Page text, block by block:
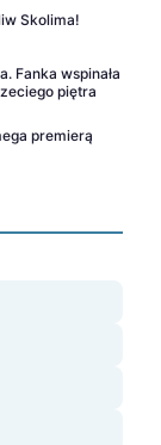
Skolima!
Fanka wspinała
piętra
premierą